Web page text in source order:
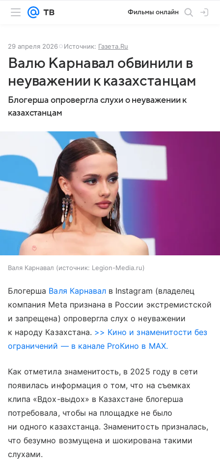
Фильмы онлайн
29 апреля 2026 Источник: Газета.Ru
Валю Карнавал обвинили в
неуважении к казахстанцам
Блогерша опровергла слухи о неуважении к
казахстанцам
Валя Карнавал источник: Legion-Media.ru
Блогерша Валя Карнавал в Instagram (владелец
компания Meta признана в России экстремистской
и запрещена) опровергла слух о неуважении
к народу Казахстана. >> Кино и знаменитости без
ограничений — в канале ProКино в MAX.
Как отметила знаменитость, в 2025 году в сети
появилась информация о том, что на съемках
клипа «Вдох-выдох» в Казахстане блогерша
потребовала, чтобы на площадке не было
ни одного казахстанца. Знаменитость призналась,
что безумно возмущена и шокирована такими
слухами.